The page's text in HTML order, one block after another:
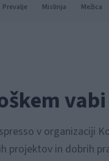
Prevalje Mislinja Mežica
v organizaciji
projektov in dobrih